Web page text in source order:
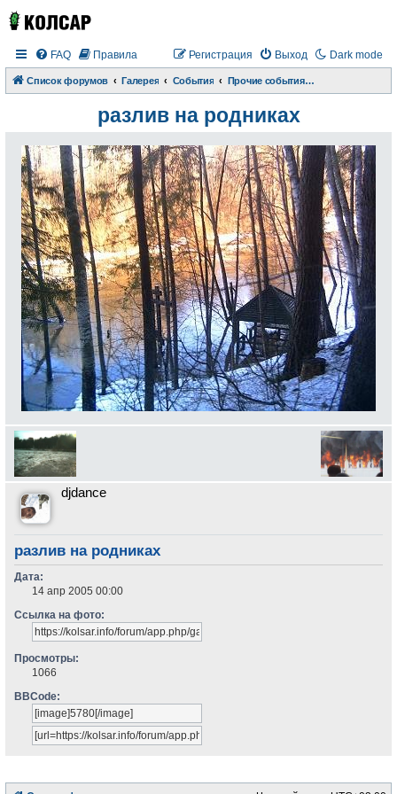
Dark mode
FAQ Правила Выход
Регистрация
Список форумов Галерея События Прочие события и происшествия
разлив на родниках
djdance
разлив на родниках
Дата:
14 апр 2005 00:00
Ссылка на фото:
Просмотры:
1066
BBCode: